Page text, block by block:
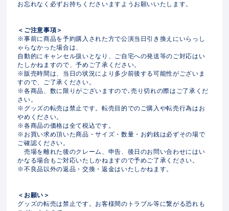
お忘れなく必ずお持ちくださいますようお願いいたします。
＜ご注意事項＞
※事前に商品を予約購入された方で公演当日引き換えにいらっし
ゃらなかった場合は、
自動的にキャンセル扱いとなり、ご自宅への発送等のご対応はい
たしかねますので、予めご了承ください。
※販売時間は、当日の状況により多少前後する可能性がございま
すので、ご了承ください。
※各商品、数に限りがございますので､売り切れの際はご了承くだ
さい。
※グッズの転売は禁止です。転売目的でのご購入や転売行為はお
やめください。
※各商品の価格は全て税込です。
※お買い求め頂いた商品・サイズ・数量・お釣銭は必ずその場で
ご確認ください。
売場を離れた後のクレーム、申告、後日のお問い合わせにはい
かなる場合もご対応いたしかねますので予めご了承ください。
※不良品以外の返品・交換・返金はいたしかねます。
＜お願い＞
グッズの転売は禁止です。お客様間のトラブル等に繋がる恐れも